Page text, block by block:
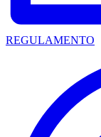
REGULAMENTO